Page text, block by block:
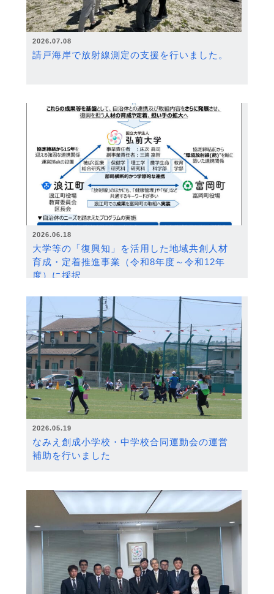
2026.07.08
請戸海岸で放射線測定の支援を行いました。
2026.06.18
大学等の「復興知」を活用した地域共創人材
育成・定着推進事業（令和8年度～令和12年
度）に採択
2026.05.19
なみえ創成小学校・中学校合同運動会の運営
補助を行いました